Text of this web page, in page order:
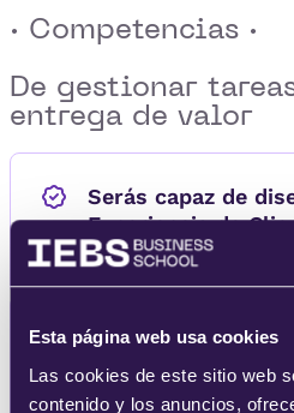
Esta página web usa cookies
Las cookies de este sitio web
contenido y los anuncios,
· Competencias ·
De gestionar
entrega de valor
Serás capaz de
Experiencia de
la satisfacción y
Dominarásla
Journey Maps y
para identificar